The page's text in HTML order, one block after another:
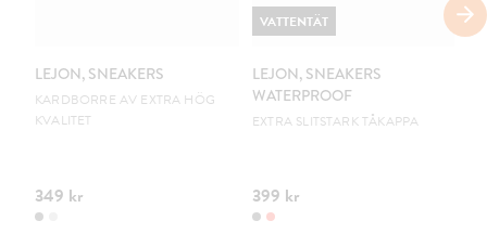
LEJON, SNEAKERS
KARDBORRE AV EXTRA HÖG
KVALITET
349 kr
LEJON, SNEAKERS
WATERPROOF
EXTRA SLITSTARK TÅKAPPA
399 kr
VATTENTÄT